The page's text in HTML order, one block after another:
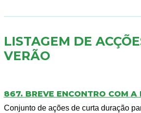
LISTAGEM DE
VERÃO
867. BREVE ENCONTRO COM A
Conjunto de ações de curta duração